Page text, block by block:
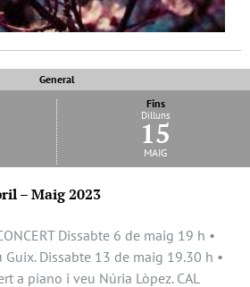
General
Fins
Dilluns
15
maig
– Maig 2023
Dissabte 6 de maig 19 h •
Guix. Dissabte 13 de maig 19.30 h •
a piano i veu Núria Lòpez. CAL